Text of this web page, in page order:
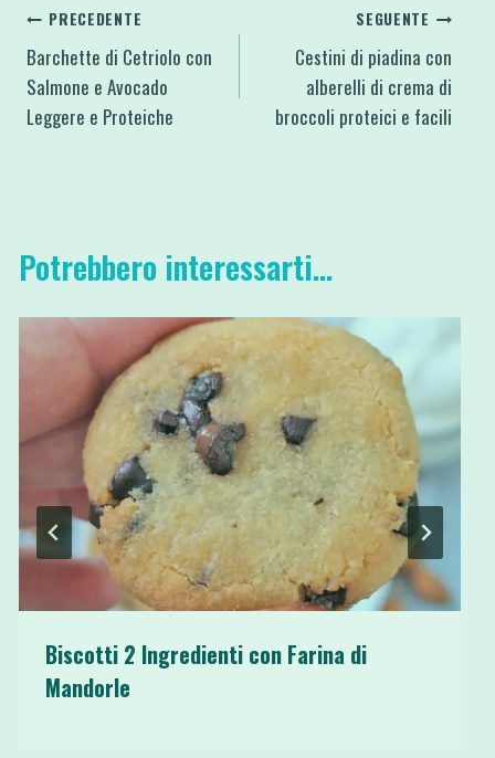
Navigazione
articoli
PRECEDENTE
Barchette di Cetriolo con
Salmone e Avocado
Leggere e Proteiche
SEGUENTE
Cestini di piadina con
alberelli di crema di
broccoli proteici e facili
Potrebbero interessarti...
Biscotti 2 Ingredienti con Farina di
Mandorle